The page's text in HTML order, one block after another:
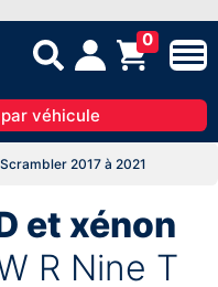
0
véhicule
2017 à 2021
et xénon
R Nine T